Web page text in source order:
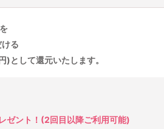
を
る
)として還元いたします。
ゼント！ (2回目以降ご利用可能)